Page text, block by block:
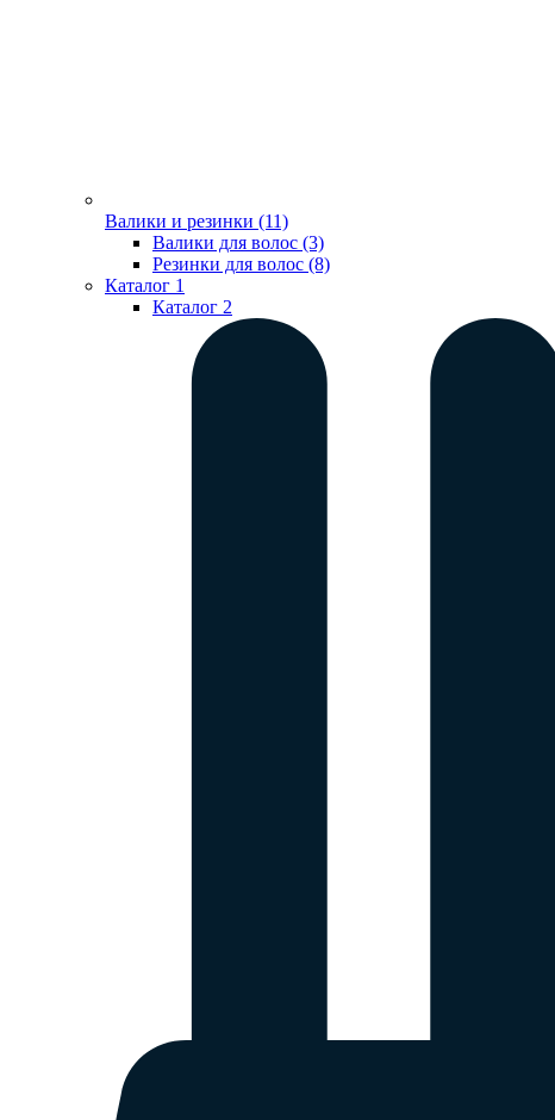
Валики и резинки (11)
Валики для волос (3)
Резинки для волос (8)
Каталог 1
Каталог 2